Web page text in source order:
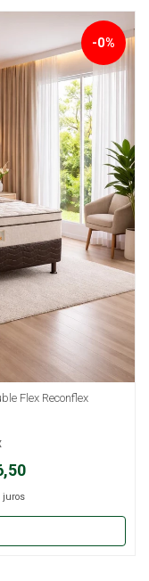
Flex Reconflex
-0%
juros